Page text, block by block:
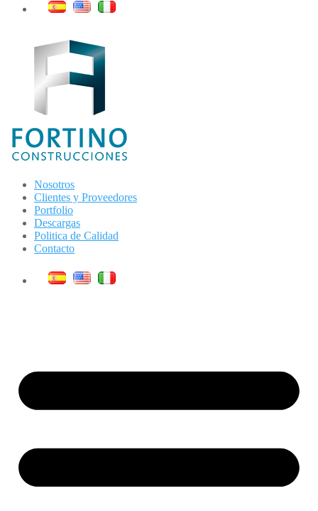
Nosotros
Clientes y Proveedores
Portfolio
Descargas
Politica de Calidad
Contacto